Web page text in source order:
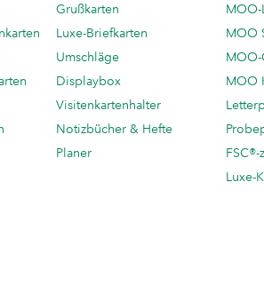
Grußkarten
Luxe-Briefkarten
Umschläge
Displaybox
Visitenkartenhalter
Notizbücher & Hefte
Planer
MOO-
MOO
MOO
Luxe-